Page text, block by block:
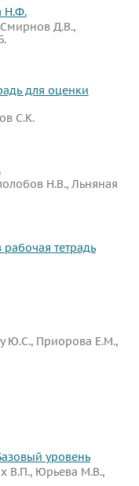
Н.Ф.
Д.В.,
для оценки
С.К.
Н.В., Льняная
тетрадь
Ю.С., Приорова Е.М.,
уровень
В.П., Юрьева М.В.,